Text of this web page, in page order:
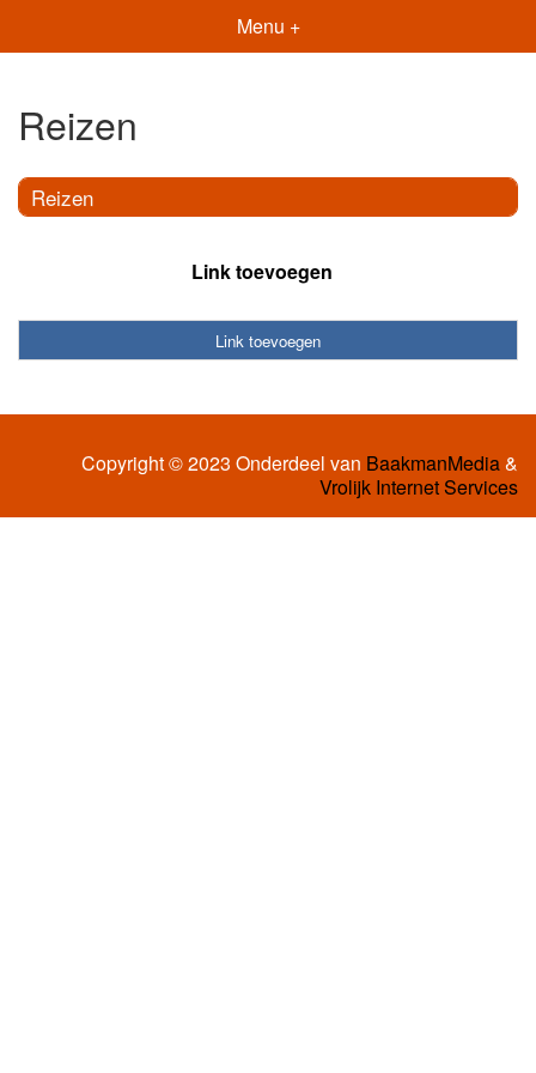
Menu +
Reizen
Reizen
Link toevoegen
Link toevoegen
Copyright © 2023 Onderdeel van BaakmanMedia&
Vrolijk Internet Services